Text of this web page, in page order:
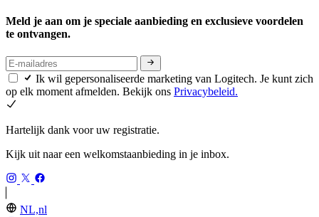
Meld je aan om je speciale aanbieding en exclusieve voordelen
te ontvangen.
Ik wil gepersonaliseerde marketing van Logitech. Je kunt zich
op elk moment afmelden. Bekijk ons Privacybeleid.
Hartelijk dank voor uw registratie.
Kijk uit naar een welkomstaanbieding in je inbox.
NL,nl